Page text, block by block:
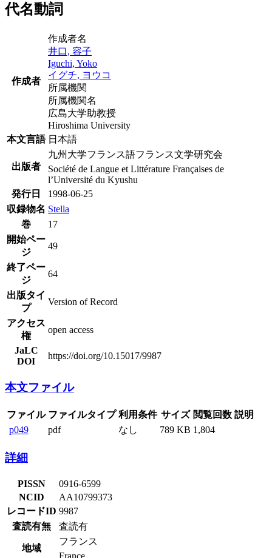
代名動詞
作成者
作成者名
井口, 容子
Iguchi, Yoko
イグチ, ヨウコ
所属機関
所属機関名
広島大学助教授
Hiroshima University
本文言語 日本語
出版者
九州大学フランス語フランス文学研究会
Société de Langue et Littérature Françaises de
l’Université du Kyushu
発行日
1998-06-25
収録物名 Stella
巻
17
開始ペー
ジ
49
終了ペー
ジ
64
出版タイ
プ
Version of Record
アクセス
権
open access
JaLC
DOI
https://doi.org/10.15017/9987
本文ファイル
ファイル ファイルタイプ 利用条件 サイズ 閲覧回数 説明
p049
pdf なし 789 KB 1,804
詳細
PISSN
0916-6599
NCID
AA10799373
レコードID 9987
査読有無
査読有
地域
フランス